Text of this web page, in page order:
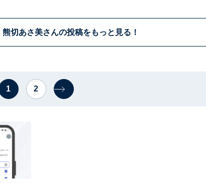
熊切あさ美さんの投稿をもっと見る！
1 2